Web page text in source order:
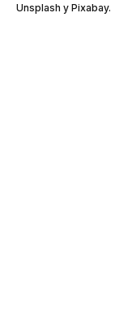
Unsplash y Pixabay.